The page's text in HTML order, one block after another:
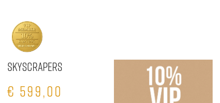
Skyscrapers
€ 599,00